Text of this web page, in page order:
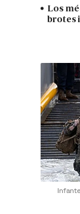
Los
brotes